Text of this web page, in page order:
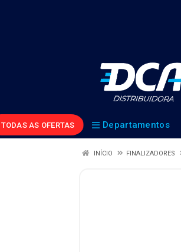
TODAS AS OFERTAS Departamentos
INÍCIO FINALIZADORES